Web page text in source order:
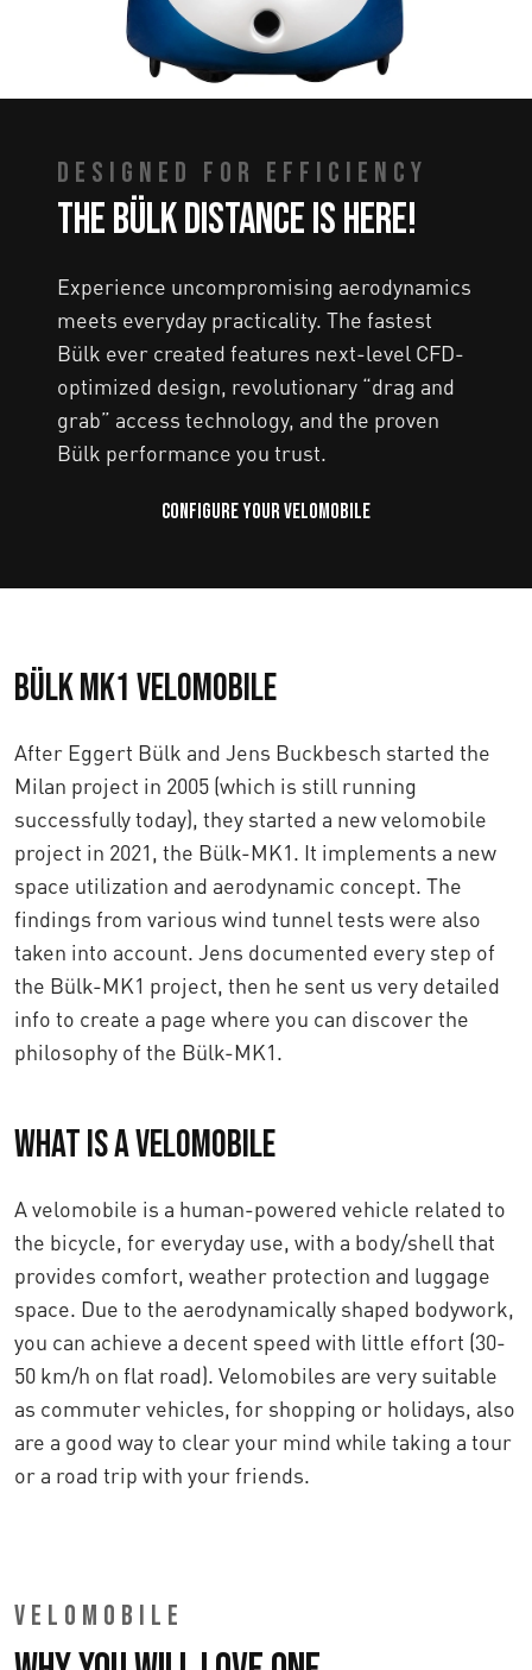
DESIGNED FOR EFFICIENCY
The Bülk Distance is here!
Experience uncompromising aerodynamics
meets everyday practicality. The fastest
Bülk ever created features next-level CFD-
optimized design, revolutionary “drag and
grab” access technology, and the proven
Bülk performance you trust.
Configure your velomobile
Bülk MK1 Velomobile
After Eggert Bülk and Jens Buckbesch started the
Milan project in 2005 (which is still running
successfully today), they started a new velomobile
project in 2021, the Bülk-MK1. It implements a new
space utilization and aerodynamic concept. The
findings from various wind tunnel tests were also
taken into account. Jens documented every step of
the Bülk-MK1 project, then he sent us very detailed
info to create a page where you can discover the
philosophy of the Bülk-MK1.
What is a velomobile
A velomobile is a human-powered vehicle related to
the bicycle, for everyday use, with a body/shell that
provides comfort, weather protection and luggage
space. Due to the aerodynamically shaped bodywork,
you can achieve a decent speed with little effort (30-
50 km/h on flat road). Velomobiles are very suitable
as commuter vehicles, for shopping or holidays, also
are a good way to clear your mind while taking a tour
or a road trip with your friends.
VELOMOBILE